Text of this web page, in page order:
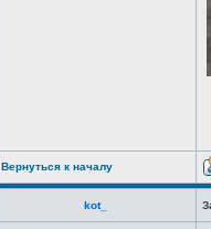
Вернуться к началу
kot_